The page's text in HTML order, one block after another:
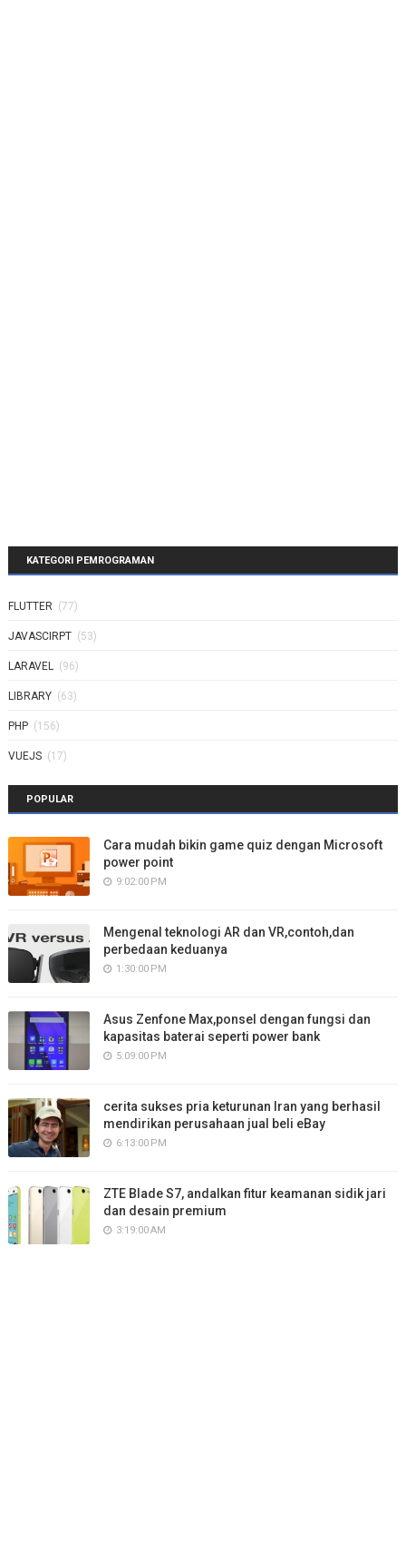
KATEGORI PEMROGRAMAN
FLUTTER (77)
JAVASCIRPT (53)
LARAVEL (96)
LIBRARY (63)
PHP (156)
VUEJS (17)
POPULAR
Cara mudah bikin game quiz dengan Microsoft
power point
9:02:00 PM
Mengenal teknologi AR dan VR,contoh,dan
perbedaan keduanya
1:30:00 PM
Asus Zenfone Max,ponsel dengan fungsi dan
kapasitas baterai seperti power bank
5:09:00 PM
cerita sukses pria keturunan Iran yang berhasil
mendirikan perusahaan jual beli eBay
6:13:00 PM
ZTE Blade S7, andalkan fitur keamanan sidik jari
dan desain premium
3:19:00 AM